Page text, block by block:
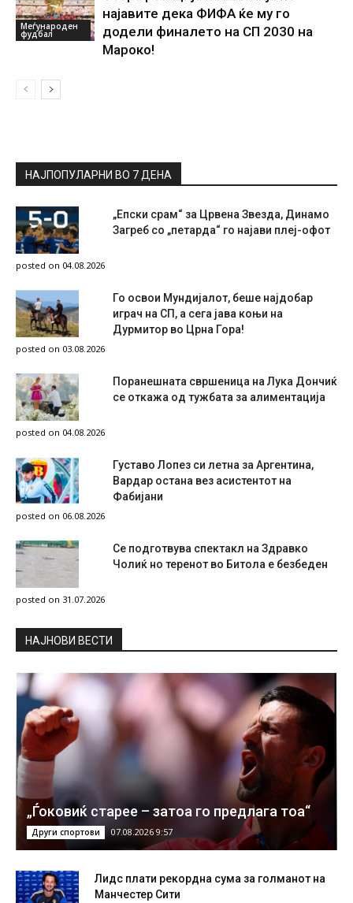
Меѓународен
фудбал
најавите дека ФИФА ќе му го
додели финалето на СП 2030 на
Мароко!
НАЈПОПУЛАРНИ ВО 7 ДЕНА
„Епски срам“ за Црвена Звезда, Динамо
Загреб со „петарда“ го најави плеј-офот
posted on 04.08.2026
Го освои Мундијалот, беше најдобар
играч на СП, а сега јава коњи на
Дурмитор во Црна Гора!
posted on 03.08.2026
Поранешната свршеница на Лука Дончиќ
се откажа од тужбата за алиментација
posted on 04.08.2026
Густаво Лопез си летна за Аргентина,
Вардар остана вез асистентот на
Фабијани
posted on 06.08.2026
Се подготвува спектакл на Здравко
Чолиќ но теренот во Битола е безбеден
posted on 31.07.2026
НAЈНОВИ ВЕСТИ
„Ѓоковиќ старее – затоа го предлага тоа“
Други спортови 07.08.2026 9:57
Лидс плати рекордна сума за голманот на
Манчестер Сити